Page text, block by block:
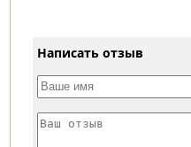
Написать отзыв